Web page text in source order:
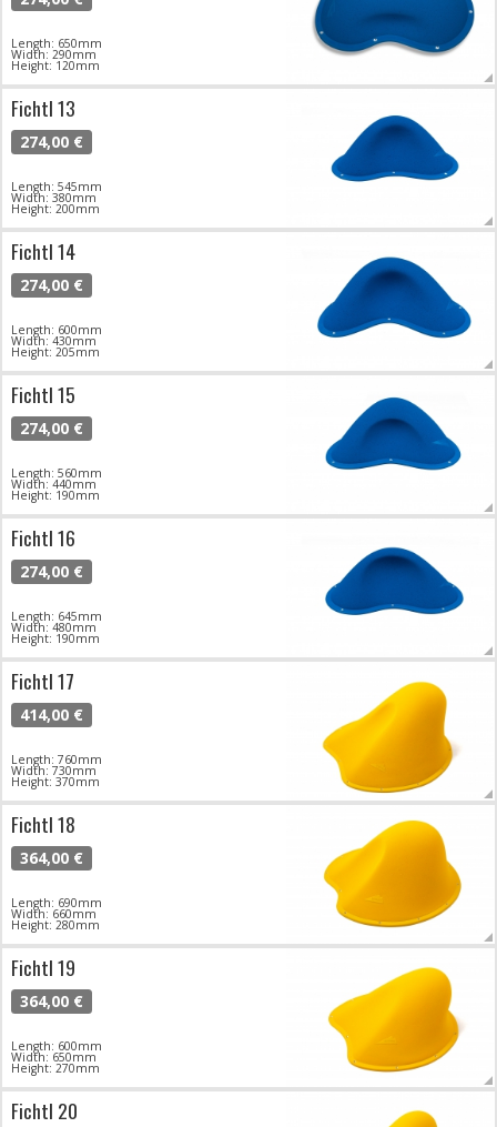
Length: 650mm
Width: 290mm
Height: 120mm
Fichtl 13
274,00 €
Length: 545mm
Width: 380mm
Height: 200mm
Fichtl 14
274,00 €
Length: 600mm
Width: 430mm
Height: 205mm
Fichtl 15
274,00 €
Length: 560mm
Width: 440mm
Height: 190mm
Fichtl 16
274,00 €
Length: 645mm
Width: 480mm
Height: 190mm
Fichtl 17
414,00 €
Length: 760mm
Width: 730mm
Height: 370mm
Fichtl 18
364,00 €
Length: 690mm
Width: 660mm
Height: 280mm
Fichtl 19
364,00 €
Length: 600mm
Width: 650mm
Height: 270mm
Fichtl 20